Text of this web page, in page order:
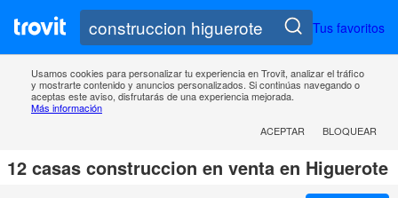
Tus favoritos
Usamos cookies para personalizar tu experiencia en Trovit, analizar el tráfico
y mostrarte contenido y anuncios personalizados. Si continúas navegando o
aceptas este aviso, disfrutarás de una experiencia mejorada.
Más información
ACEPTAR
BLOQUEAR
12 casas construccion en venta en Higuerote